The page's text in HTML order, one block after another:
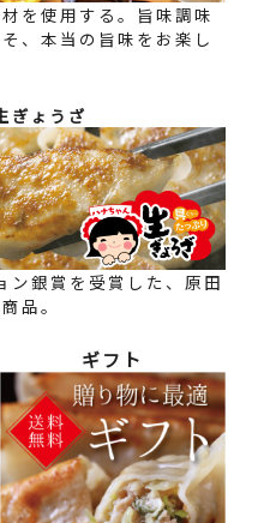
を使用する。旨味調味
、本当の旨味をお楽し
ぎょうざ
銀賞を受賞した、原田
品。
ギフト